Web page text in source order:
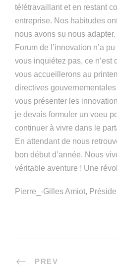
télétravaillant et en restant
entreprise. Nos habitudes
nous avons su nous
Forum de l’innovation n’a
vous inquiétez pas, ce n’est
vous accueillerons au
directives
vous présenter les
je devais formuler un voeu
continuer à vivre dans le
En attendant de nous
bon début d’année. Nous
véritable aventure ! Une
Pierre_-Gilles Amiot,
PREV